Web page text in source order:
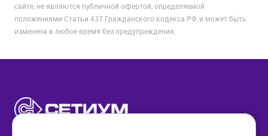
сайте, не являются публичной офертой, определяемой
положениями Статьи 437 Гражданского кодекса РФ, и может быть
изменена в любое время без предупреждения.